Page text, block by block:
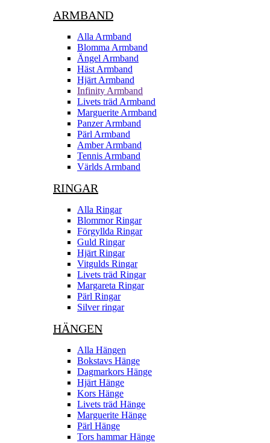
ARMBAND
Alla Armband
Blomma Armband
Ängel Armband
Häst Armband
Hjärt Armband
Infinity Armband
Livets träd Armband
Marguerite Armband
Panzer Armband
Pärl Armband
Amber Armband
Tennis Armband
Världs Armband
RINGAR
Alla Ringar
Blommor Ringar
Förgyllda Ringar
Guld Ringar
Hjärt Ringar
Vitgulds Ringar
Livets träd Ringar
Margareta Ringar
Pärl Ringar
Silver ringar
HÄNGEN
Alla Hängen
Bokstavs Hänge
Dagmarkors Hänge
Hjärt Hänge
Kors Hänge
Livets träd Hänge
Marguerite Hänge
Pärl Hänge
Tors hammar Hänge